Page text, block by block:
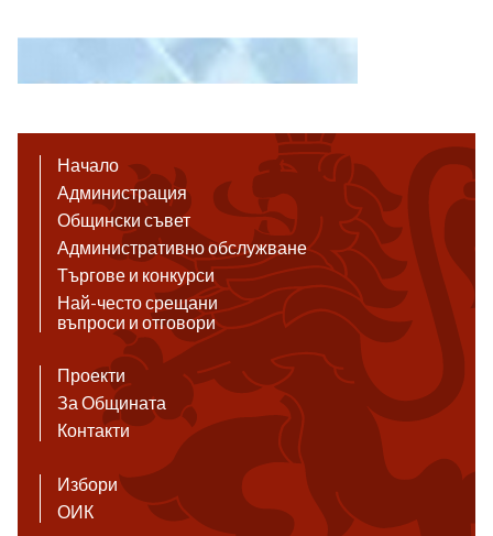
Начало
Администрация
Общински съвет
Административно обслужване
Търгове и конкурси
Най-често срещани
въпроси и отговори
Проекти
За Общината
Контакти
Избори
ОИК